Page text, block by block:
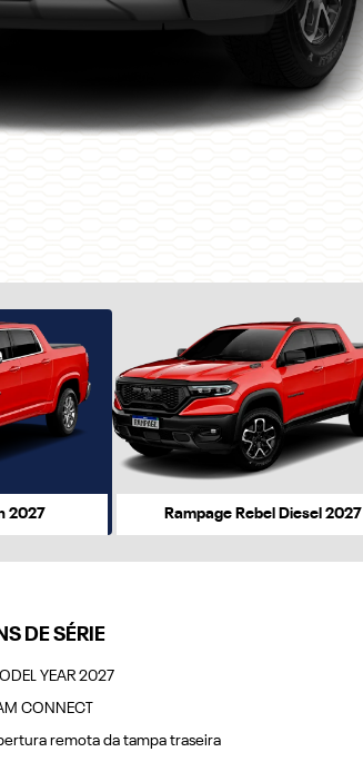
2027 Rampage Rebel Diesel 2027
DE SÉRIE
YEAR 2027
CONNECT
remota da tampa traseira